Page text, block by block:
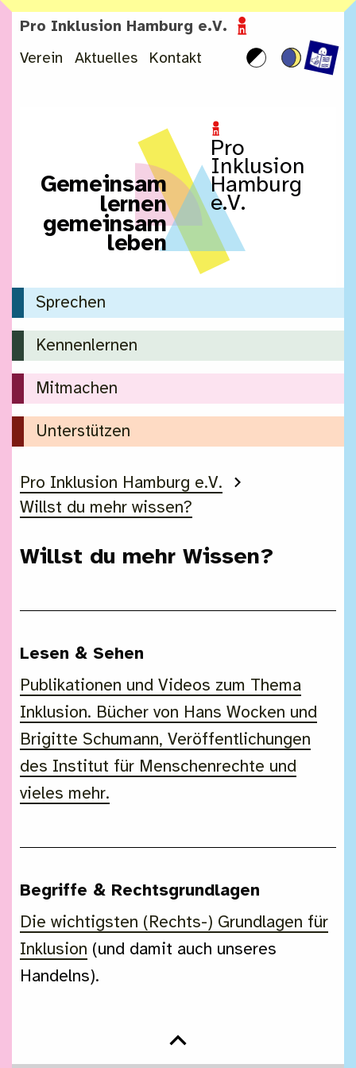
Zum Inhalt springen
Pro Inklusion Hamburg e.V.
Verein Aktuelles Kontakt
Pro
Inklusion
Hamburg
e.V.
Gemeinsam
lernen
gemeinsam
leben
Sprechen
Kennenlernen
Mitmachen
Unterstützen
Sie sind hier:
Pro Inklusion Hamburg e.V.
Willst du mehr wissen?
Willst du mehr Wissen?
Lesen & Sehen
Publikationen und Videos zum Thema
Inklusion. Bücher von Hans Wocken und
Brigitte Schumann, Veröffentlichungen
des Institut für Menschenrechte und
vieles mehr.
Begriffe & Rechtsgrundlagen
Die wichtigsten (Rechts-) Grundlagen für
Inklusion (und damit auch unseres
Handelns).